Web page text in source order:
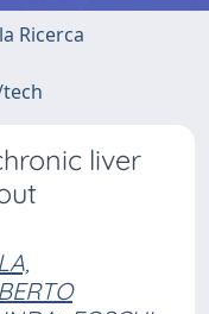
Ricerca
liver